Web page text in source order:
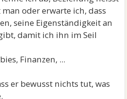
oder erwarte ich, dass
seine Eigenständigkeit an
damit ich ihn im Seil
Finanzen, ...
er bewusst nichts tut, was